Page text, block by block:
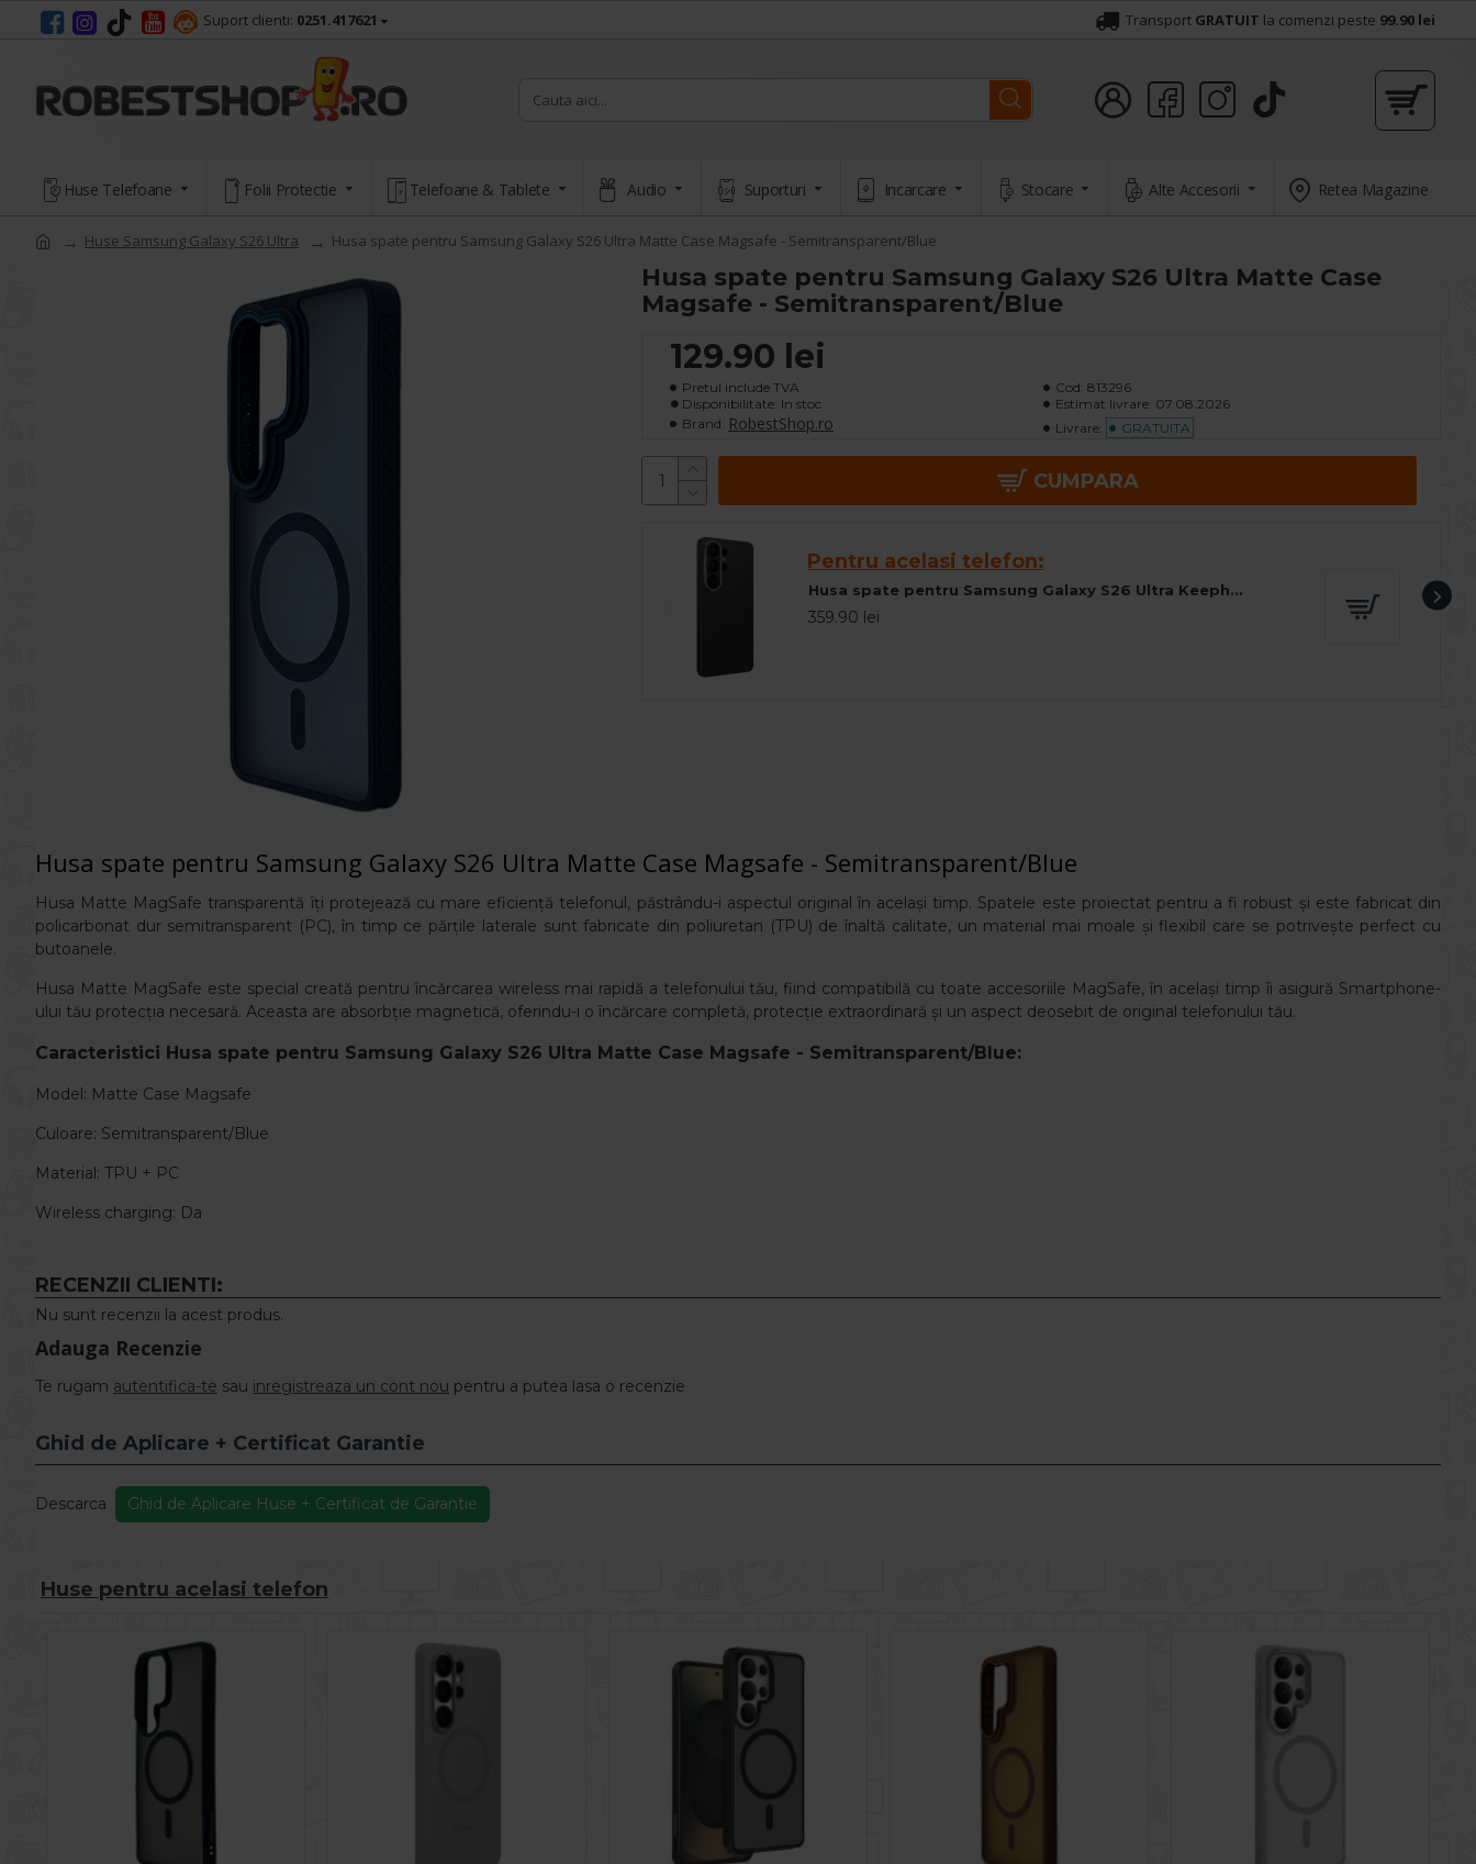
Suport clienti: 0251.417621 Transport GRATUIT la comenzi peste 99.90 lei
Huse Telefoane Folii Protectie Telefoane & Tablete Audio Suporturi Incarcare Stocare Alte Accesorii Retea Magazine
Huse Samsung Galaxy S26 Ultra Husa spate pentru Samsung Galaxy S26 Ultra Matte Case Magsafe - Semitransparent/Blue
Husa spate pentru Samsung Galaxy S26 Ultra Matte Case
Magsafe - Semitransparent/Blue
129.90 lei
Pretul include TVA
Disponibilitate: In stoc
Brand: RobestShop.ro
Cod: 813296
Estimat livrare: 07.08.2026
Livrare:
GRATUITA
CUMPARA
Pentru acelasi telefon:
Husa spate pentru Samsung Galaxy S26 Ultra Keephone Kevilar Magsafe - Negru
359.90 lei
Husa spate pentru Samsung Galaxy S26 Ultra Matte Case Magsafe - Semitransparent/Blue
Husa Matte MagSafe transparentă îți protejează cu mare eficiență telefonul, păstrându-i aspectul original în același timp. Spatele este proiectat pentru a fi robust și este fabricat din
policarbonat dur semitransparent (PC), în timp ce părțile laterale sunt fabricate din poliuretan (TPU) de înaltă calitate, un material mai moale și flexibil care se potrivește perfect cu
butoanele.
Husa Matte MagSafe este special creată pentru încărcarea wireless mai rapidă a telefonului tău, fiind compatibilă cu toate accesoriile MagSafe, în același timp îi asigură Smartphone-
ului tău protecția necesară. Aceasta are absorbție magnetică, oferindu-i o încărcare completă, protecție extraordinară și un aspect deosebit de original telefonului tău.
Caracteristici Husa spate pentru Samsung Galaxy S26 Ultra Matte Case Magsafe - Semitransparent/Blue:
Model: Matte Case Magsafe
Culoare: Semitransparent/Blue
Material: TPU + PC
Wireless charging: Da
RECENZII CLIENTI:
Nu sunt recenzii la acest produs.
Adauga Recenzie
Te rugam autentifica-te sau inregistreaza un cont nou pentru a putea lasa o recenzie
Ghid de Aplicare + Certificat Garantie
Descarca Ghid de Aplicare Huse + Certificat de Garantie
Huse pentru acelasi telefon